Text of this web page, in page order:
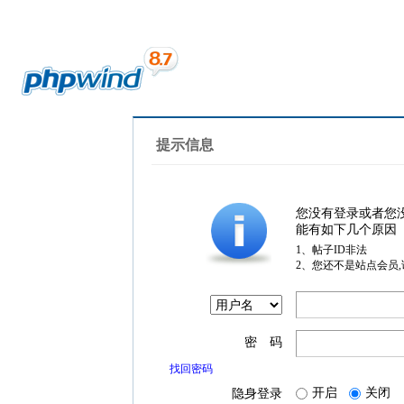
提示信息
您没有登录或者您
能有如下几个原因
1、帖子ID非法
2、您还不是站点会员
密 码
找回密码
隐身登录 开启 关闭